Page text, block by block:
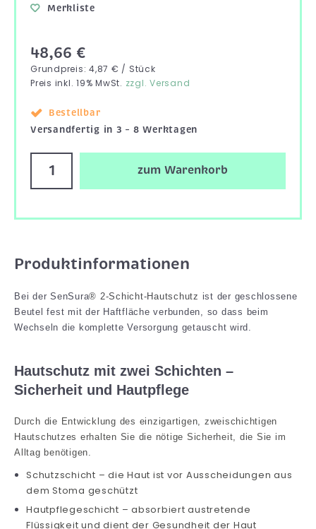
Merkliste
48,66 €
Grundpreis: 4,87 € / Stück
Preis inkl. 19% MwSt. zzgl. Versand
Bestellbar
Versandfertig in 3 – 8 Werktagen
zum Warenkorb
Produktinformationen
Bei der SenSura® 2-Schicht-Hautschutz ist der geschlossene
Beutel fest mit der Haftfläche verbunden, so dass beim
Wechseln die komplette Versorgung getauscht wird.
Hautschutz mit zwei Schichten –
Sicherheit und Hautpflege
Durch die Entwicklung des einzigartigen, zweischichtigen
Hautschutzes erhalten Sie die nötige Sicherheit, die Sie im
Alltag benötigen.
Schutzschicht – die Haut ist vor Ausscheidungen aus
dem Stoma geschützt
Hautpflegeschicht – absorbiert austretende
Flüssigkeit und dient der Gesundheit der Haut